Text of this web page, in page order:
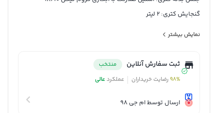
گنجایش کتری: 2 لیتر
نمایش بیشتر
ثبت سفارش آنلاین
منتخب
98%رضایت خریداران عملکردعالی
ارسال توسط ام جی 98